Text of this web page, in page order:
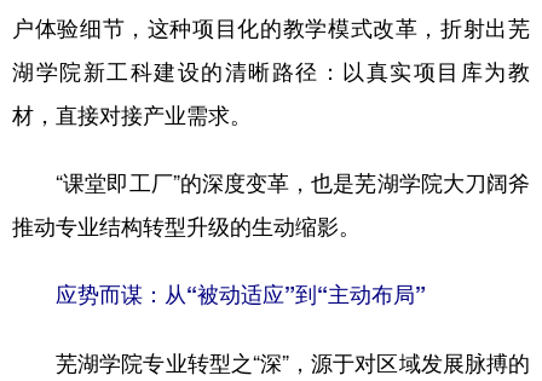
食品 人居 信息化 数字经济
学术中国 乡村振兴 银龄 溯源中国
城市 旅游
彩票 娱乐 时尚 悦读
公益 一带一路 亚太网
地方频道
户体验细节，这种项目化的教学模式改革，折射出芜
湖学院新工科建设的清晰路径：以真实项目库为教
材，直接对接产业需求。
“课堂即工厂”的深度变革，也是芜湖学院大刀阔斧
推动专业结构转型升级的生动缩影。
应势而谋：从“被动适应”到“主动布局”
芜湖学院专业转型之“深”，源于对区域发展脉搏的